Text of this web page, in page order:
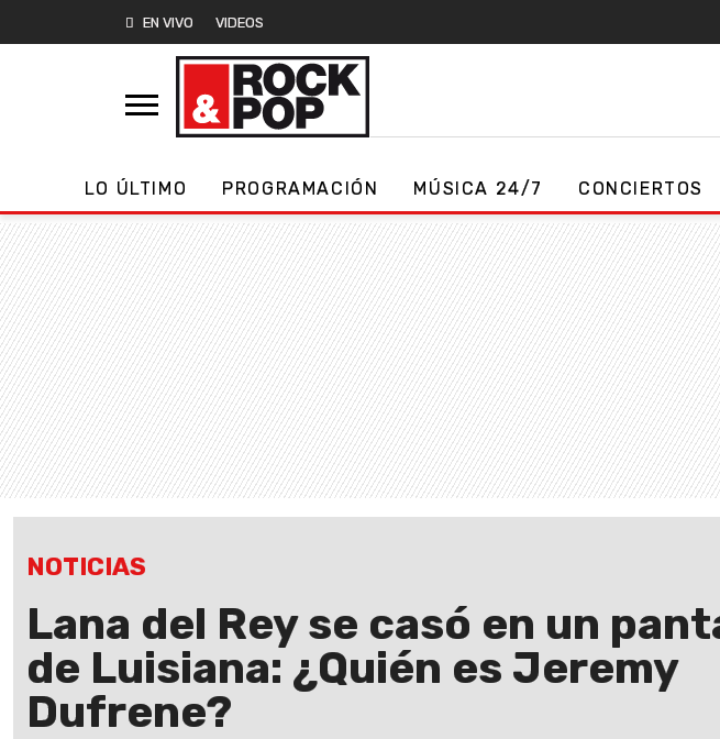
EN VIVO VIDEOS
LO ÚLTIMO PROGRAMACIÓN MÚSICA 24/7 CONCIERTOS
NOTICIAS
Lana del Rey se casó en un
de Luisiana: ¿Quién es Jeremy
Dufrene?